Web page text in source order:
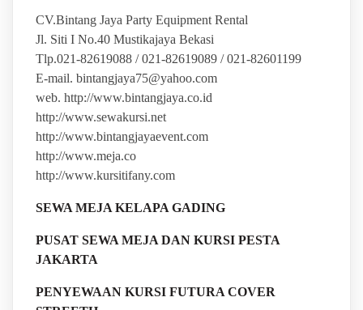
CV.Bintang Jaya Party Equipment Rental
Jl. Siti I No.40 Mustikajaya Bekasi
Tlp.021-82619088 / 021-82619089 / 021-82601199
E-mail. bintangjaya75@yahoo.com
web. http://www.bintangjaya.co.id
http://www.sewakursi.net
http://www.bintangjayaevent.com
http://www.meja.co
http://www.kursitifany.com
SEWA MEJA KELAPA GADING
PUSAT SEWA MEJA DAN KURSI PESTA
JAKARTA
PENYEWAAN KURSI FUTURA COVER